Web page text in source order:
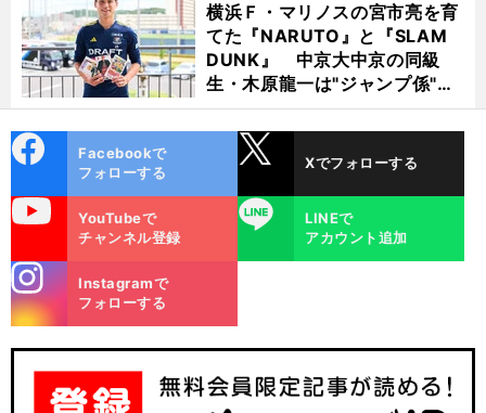
横浜Ｆ・マリノスの宮市亮を育
てた『NARUTO』と『SLAM
DUNK』 中京大中京の同級
生・木原龍一は"ジャンプ係"だ
った
ok
Facebookで
フォローする
Xでフォローする
YouTubeで
チャンネル登録
LINE
LINEで
アカウント追加
m
Instagramで
フォローする